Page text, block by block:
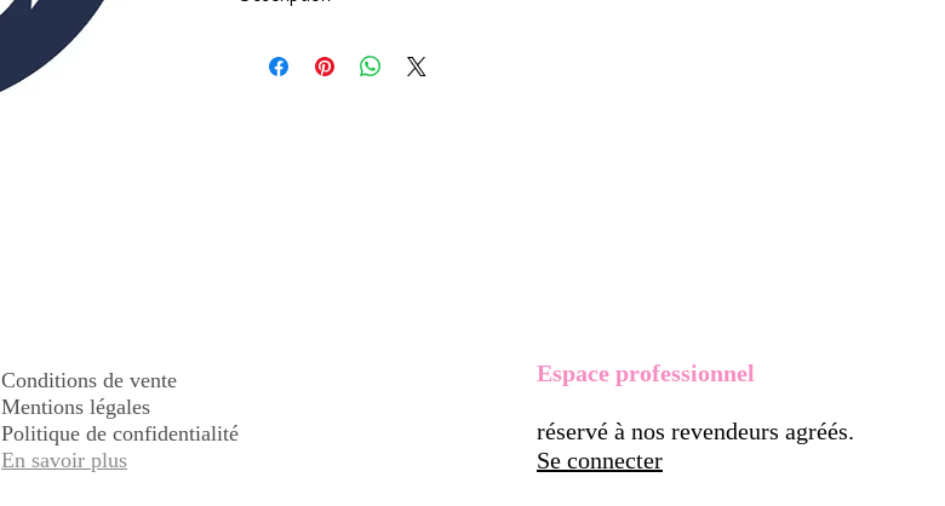
nos soins.
Conditions de vente
Mentions légales
Politique de confidentialité
En savoir plus
Espace professionnel
réservé à nos revendeurs agréés.
Se connecter